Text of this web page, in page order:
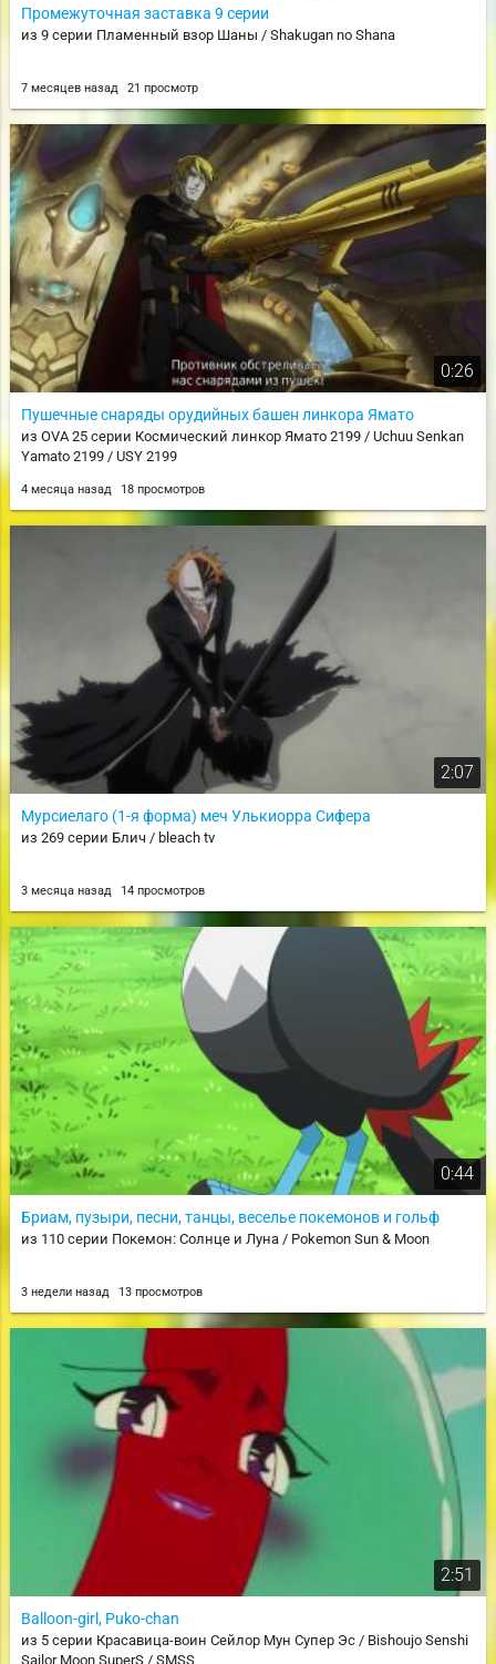
Промежуточная заставка 9 серии
из 9 серии Пламенный взор Шаны / Shakugan no Shana
7 месяцев назад 21 просмотр
0:26
Пушечные снаряды орудийных башен линкора Ямато
из OVA 25 серии Космический линкор Ямато 2199 / Uchuu Senkan
Yamato 2199 / USY 2199
4 месяца назад 18 просмотров
2:07
Мурсиелаго (1-я форма) меч Улькиорра Сифера
из 269 серии Блич / bleach tv
3 месяца назад 14 просмотров
0:44
Бриам, пузыри, песни, танцы, веселье покемонов и гольф
из 110 серии Покемон: Солнце и Луна / Pokemon Sun & Moon
3 недели назад 13 просмотров
2:51
Balloon-girl, Puko-chan
из 5 серии Красавица-воин Сейлор Мун Супер Эс / Bishoujo Senshi
Sailor Moon SuperS / SMSS